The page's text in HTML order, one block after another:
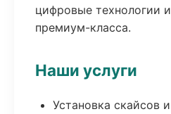
цифровые технологии
премиум-класса.
Наши услуги
Установка скайсов